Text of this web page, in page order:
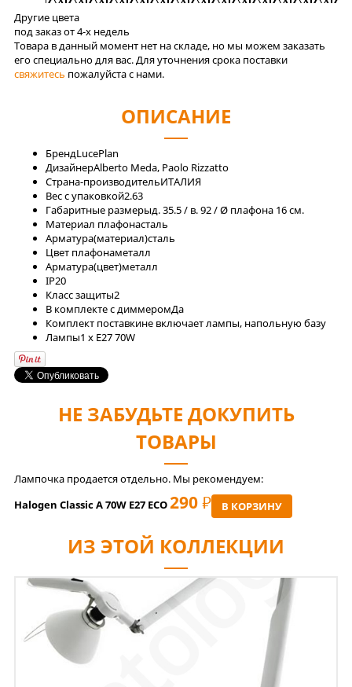
Другие цвета
под заказ от 4-x недель
Товара в данный момент нет на складе, но мы можем заказать
его специально для вас. Для уточнения срока поставки
свяжитесь пожалуйста с нами.
ОПИСАНИЕ
БрендLucePlan
ДизайнерAlberto Meda, Paolo Rizzatto
Страна-производительИТАЛИЯ
Вес с упаковкой2.63
Габаритные размерыд. 35.5 / в. 92 / Ø плафона 16 см.
Материал плафонасталь
Арматура(материал)сталь
Цвет плафонаметалл
Арматура(цвет)металл
IP20
Класс защиты2
В комплекте с диммеромДа
Комплект поставкине включает лампы, напольную базу
Лaмпы1 x E27 70W
НЕ ЗАБУДЬТЕ ДОКУПИТЬ
ТОВАРЫ
Лампочка продается отдельно. Мы рекомендуем:
Halogen Classic A 70W E27 ECO290 РУБ В КОРЗИНУ
ИЗ ЭТОЙ КОЛЛЕКЦИИ